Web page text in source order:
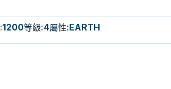
:1200等級:4屬性:EARTH